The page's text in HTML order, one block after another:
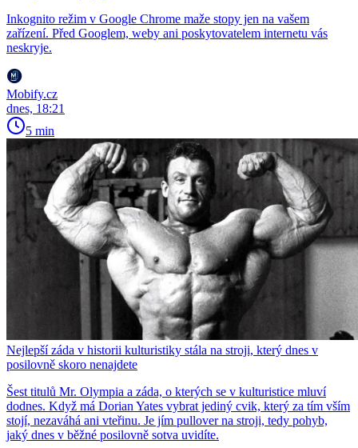
Inkognito režim v Google Chrome maže stopy jen na vašem
zařízení. Před Googlem, weby ani poskytovatelem internetu vás
neskryje.
Mobify.cz
dnes, 18:21
5 min
Nejlepší záda v historii kulturistiky stála na stroji, který dnes v
posilovně skoro nenajdete
Šest titulů Mr. Olympia a záda, o kterých se v kulturistice mluví
dodnes. Když má Dorian Yates vybrat jediný cvik, který za tím vším
stojí, nezaváhá ani vteřinu. Je jím pullover na stroji, tedy pohyb,
jaký dnes v běžné posilovně sotva uvidíte.